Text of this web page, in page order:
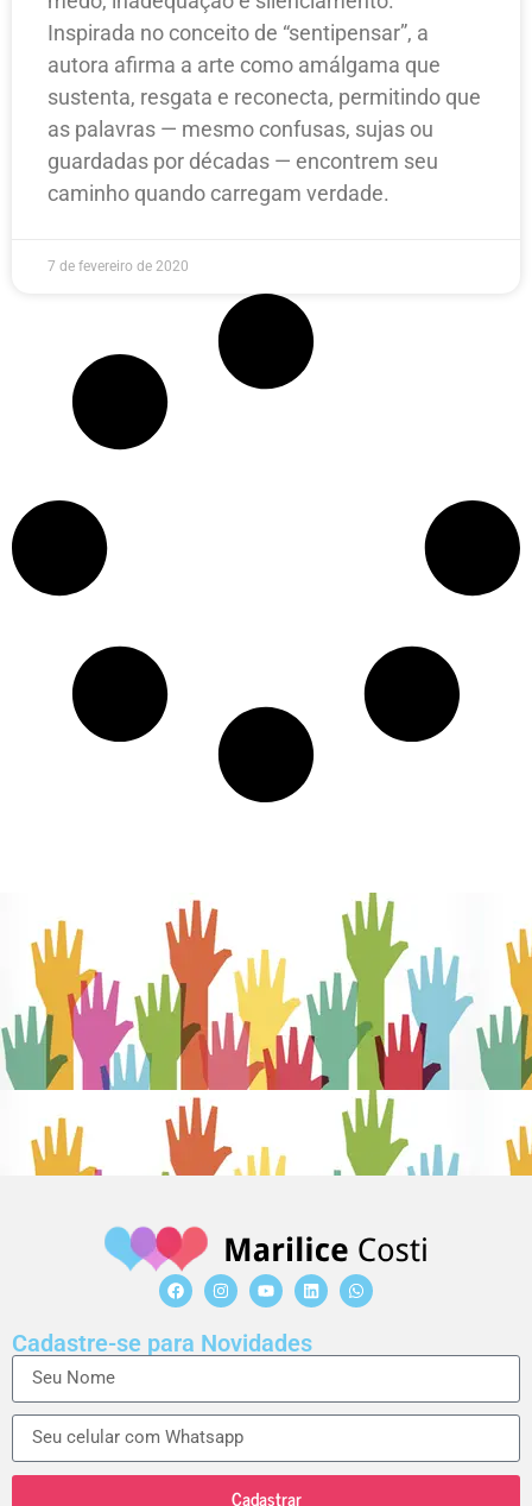
Inspirada no conceito de “sentipensar”, a
autora afirma a arte como amálgama que
sustenta, resgata e reconecta, permitindo que
as palavras — mesmo confusas, sujas ou
guardadas por décadas — encontrem seu
caminho quando carregam verdade.
7 de fevereiro de 2020
Cadastre-se para Novidades
Cadastrar